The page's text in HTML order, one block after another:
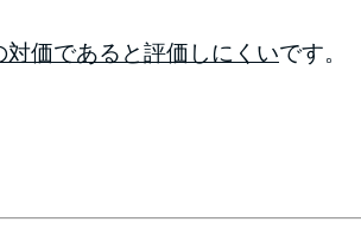
価であると評価しにくいです。